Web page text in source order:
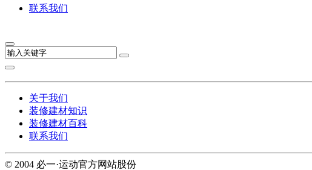
联系我们
关于我们
装修建材知识
装修建材百科
联系我们
© 2004 必一·运动官方网站股份